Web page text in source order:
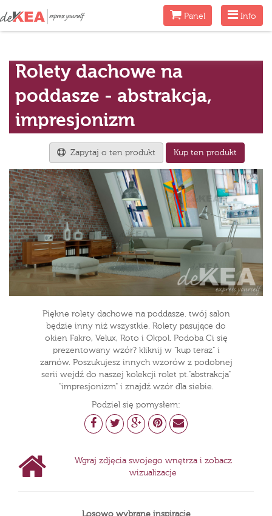
Menu
Info
MenuPanel
Rolety dachowe na
poddasze - abstrakcja,
impresjonizm
Zapytaj o ten produkt Kup ten produkt
Piękne rolety dachowe na poddasze. twój salon
będzie inny niż wszystkie. Rolety pasujące do
okien Fakro, Velux, Roto i Okpol. Podoba Ci się
prezentowany wzór? kliknij w "kup teraz" i
zamów. Poszukujesz innych wzorów z podobnej
serii wejdź do naszej kolekcji rolet pt."abstrakcja"
"impresjonizm" i znajdź wzór dla siebie.
Podziel się pomysłem:
Wgraj zdjęcia swojego wnętrza i zobacz
wizualizacje
Losowo wybrane inspiracje